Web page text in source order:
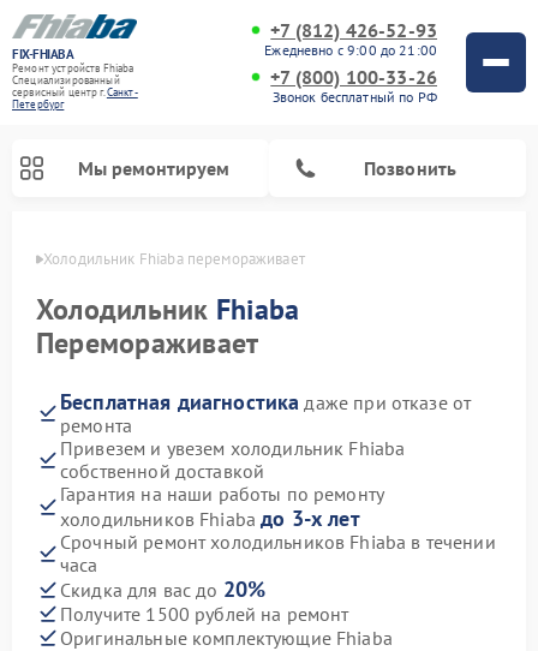
FIX-FHIABA
Ремонт устройств Fhiaba
Специализированный
cервисный центр г.Санкт-
Петербург
+7 (812) 426-52-93
Ежедневно с 9:00 до 21:00
+7 (800) 100-33-26
Звонок бесплатный по РФ
Мы ремонтируем Позвонить
Холодильник Fhiaba перемораживает
Холодильник Fhiaba
Перемораживает
Бесплатная диагностика даже при отказе от
ремонта
Привезем и увезем холодильник Fhiaba
собственной доставкой
Гарантия на наши работы по ремонту
холодильников Fhiabaдо 3-х лет
Срочный ремонт холодильников Fhiaba в течении
часа
Скидка для вас до 20%
Получите 1500 рублей на ремонт
Оригинальные комплектующие Fhiaba